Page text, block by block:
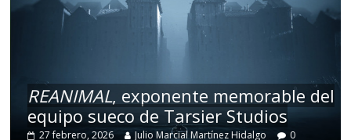
REANIMAL, exponente memorable del
equipo sueco de Tarsier Studios
27 febrero, 2026 Julio Marcial Martínez Hidalgo 0